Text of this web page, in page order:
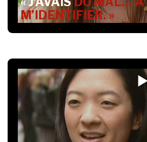
M’IDENTIFIER. »